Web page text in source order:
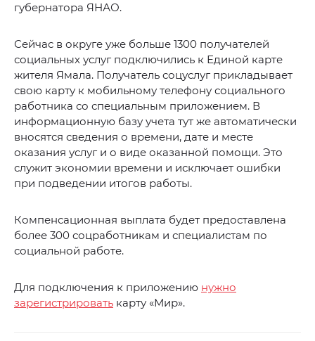
губернатора ЯНАО.
Сейчас в округе уже больше 1300 получателей
социальных услуг подключились к Единой карте
жителя Ямала. Получатель соцуслуг прикладывает
свою карту к мобильному телефону социального
работника со специальным приложением. В
информационную базу учета тут же автоматически
вносятся сведения о времени, дате и месте
оказания услуг и о виде оказанной помощи. Это
служит экономии времени и исключает ошибки
при подведении итогов работы.
Компенсационная выплата будет предоставлена
более 300 соцработникам и специалистам по
социальной работе.
Для подключения к приложению нужно
зарегистрировать карту «Мир».